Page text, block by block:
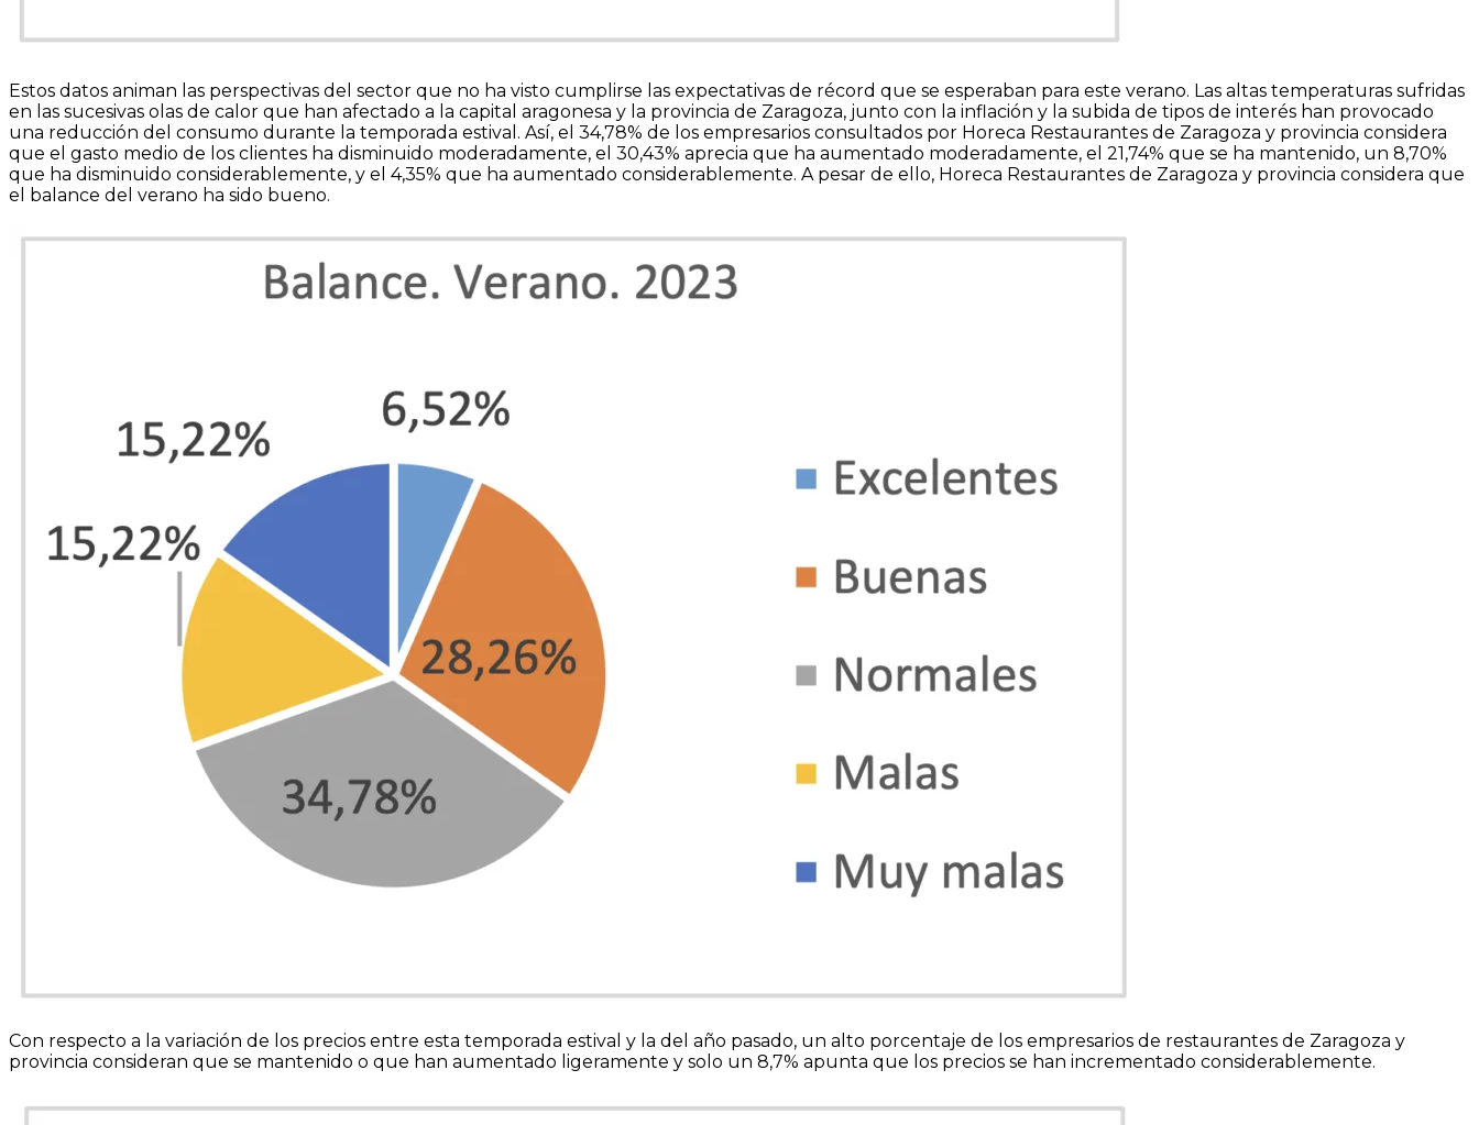
Estos datos animan las perspectivas del sector que no ha visto cumplirse las expectativas de récord que se esperaban para este verano. Las altas temperaturas sufridas
en las sucesivas olas de calor que han afectado a la capital aragonesa y la provincia de Zaragoza, junto con la inflación y la subida de tipos de interés han provocado
una reducción del consumo durante la temporada estival. Así, el 34,78% de los empresarios consultados por Horeca Restaurantes de Zaragoza y provincia considera
que el gasto medio de los clientes ha disminuido moderadamente, el 30,43% aprecia que ha aumentado moderadamente, el 21,74% que se ha mantenido, un 8,70%
que ha disminuido considerablemente, y el 4,35% que ha aumentado considerablemente. A pesar de ello, Horeca Restaurantes de Zaragoza y provincia considera que
el balance del verano ha sido bueno.
Con respecto a la variación de los precios entre esta temporada estival y la del año pasado, un alto porcentaje de los empresarios de restaurantes de Zaragoza y
provincia consideran que se mantenido o que han aumentado ligeramente y solo un 8,7% apunta que los precios se han incrementado considerablemente.